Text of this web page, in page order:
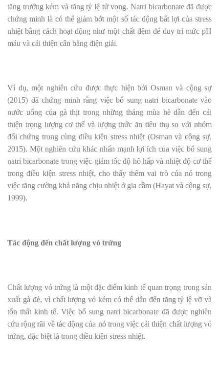
tăng trưởng kém và tăng tỷ lệ tử vong. Natri bicarbonate đã được
chứng minh là có thể giảm bớt một số tác động bất lợi của stress
nhiệt bằng cách hoạt động như một chất đệm để duy trì mức pH
máu và cải thiện cân bằng điện giải.
Ví dụ, một nghiên cứu được thực hiện bởi Osman và cộng sự
(2015) đã chứng minh rằng việc bổ sung natri bicarbonate vào
nước uống của gà thịt trong những tháng mùa hè dẫn đến cải
thiện trọng lượng cơ thể và lượng thức ăn tiêu thụ so với nhóm
đối chứng trong cùng điều kiện stress nhiệt (Osman và cộng sự,
2015). Một nghiên cứu khác nhấn mạnh lợi ích của việc bổ sung
natri bicarbonate trong việc giảm tốc độ hô hấp và nhiệt độ cơ thể
trong điều kiện stress nhiệt, cho thấy thêm vai trò của nó trong
việc tăng cường khả năng chịu nhiệt ở gia cầm (Hayat và cộng sự,
1999).
Tác động đến chất lượng vỏ trứng
Chất lượng vỏ trứng là một đặc điểm kinh tế quan trọng trong sản
xuất gà đẻ, vì chất lượng vỏ kém có thể dẫn đến tăng tỷ lệ vỡ và
tổn thất kinh tế. Việc bổ sung natri bicarbonate đã được nghiên
cứu rộng rãi về tác động của nó trong việc cải thiện chất lượng vỏ
trứng, đặc biệt là trong điều kiện stress nhiệt.